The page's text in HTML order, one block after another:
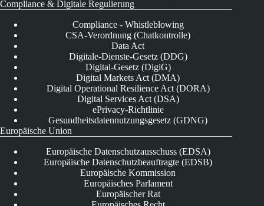
Compliance & Digitale Regulierung
Compliance - Whistleblowing
CSA-Verordnung (Chatkontrolle)
Data Act
Digitale-Dienste-Gesetz (DDG)
Digital-Gesetz (DigiG)
Digital Markets Act (DMA)
Digital Operational Resilience Act (DORA)
Digital Services Act (DSA)
ePrivacy-Richtlinie
Gesundheitsdatennutzungsgesetz (GDNG)
Europäische Union
Europäische Datenschutzausschuss (EDSA)
Europäische Datenschutzbeauftragte (EDSB)
Europäische Kommission
Europäisches Parlament
Europäischer Rat